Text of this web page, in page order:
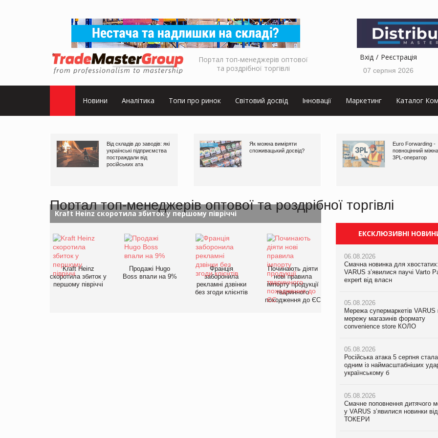
Портал топ-менеджерів оптової
та роздрібної торгівлі
Вхід Реєстрація
07 серпня 2026
Новини Аналітика Топи про ринок Світовий досвід Інновації Маркетинг Каталог
Від складів до заводів: які
українські підприємства
постраждали від
російських ата
Як можна виміряти
споживацький досвід?
Euro Forwarding -
повноцінний
3PL-оператор
Портал топ-менеджерів оптової та роздрібної торгівлі
Kraft Heinz скоротила збиток у першому півріччі
Kraft Heinz
скоротила збиток у
першому півріччі
Продажі Hugo
Boss впали на 9%
Франція
заборонила
рекламні дзвінки
без згоди клієнтів
Починають діяти
нові правила
імпорту продукції
тваринного
походження до ЄС
ЕКСКЛЮЗИВНІ
06.08.2026
Смачна новинка для
VARUS з’явилися паучі Varto
expert від власн
05.08.2026
Мережа супермаркетів VARUS
мережу магазинів формату
convenience store КОЛО
05.08.2026
Російська атака 5 серпня стала
одним із наймасштабніших
українському б
05.08.2026
Смачне поповнення дитячого
у VARUS з’явилися новинки
ТОКЕРИ